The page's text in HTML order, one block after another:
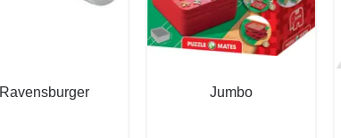
Ravensburger Jumbo